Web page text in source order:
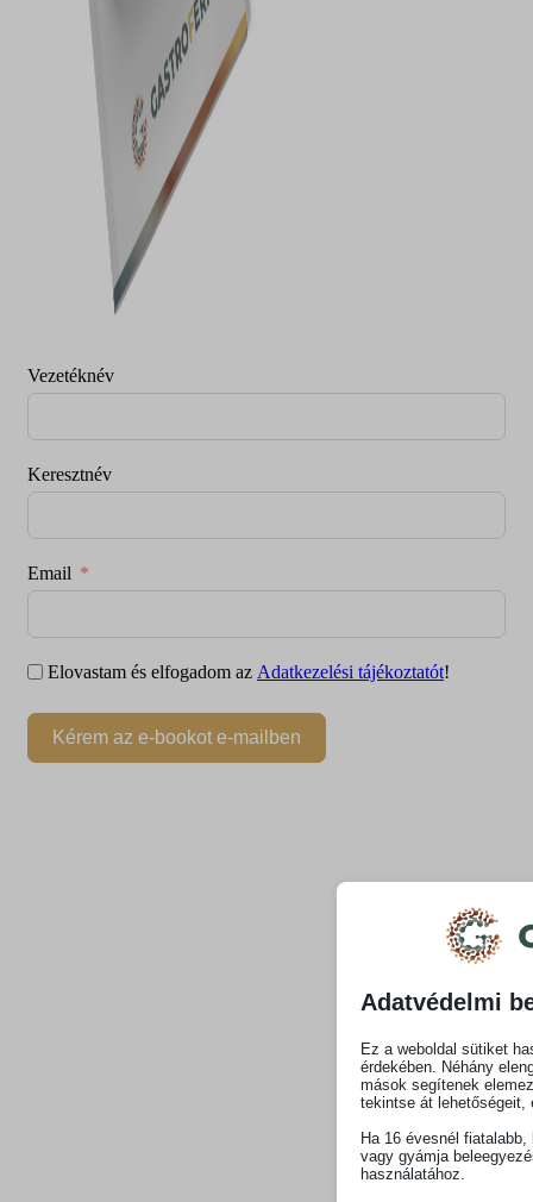
Vezetéknév
Keresztnév
Email
Elovastam és elfogadom az Adatkezelési tájékoztatót!
Kérem az e-bookot e-mailben
Adatvédelmi
Ez a weboldal sütiket
érdekében. Néhány
mások segítenek
tekintse át lehetőségeit,
Ha 16 évesnél
vagy gyámja
használatához.